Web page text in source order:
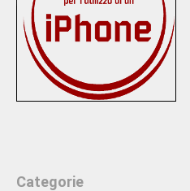
Categorie